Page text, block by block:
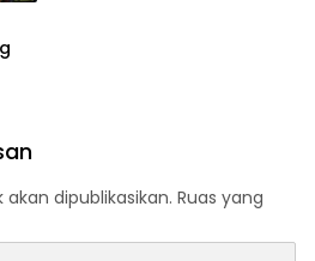
dipublikasikan. Ruas yang